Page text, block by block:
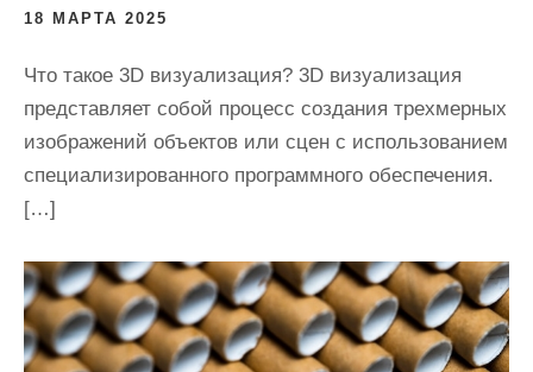
18 МАРТА 2025
Что такое 3D визуализация? 3D визуализация
представляет собой процесс создания трехмерных
изображений объектов или сцен с использованием
специализированного программного обеспечения.
[…]